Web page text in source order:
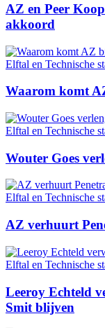
AZ en Peer
akkoord
Elftal en Technische
Waarom komt
Elftal en Technische
Wouter Goes
Elftal en Technische
AZ verhuurt
Elftal en Technische
Leeroy Echteld
Smit blijven